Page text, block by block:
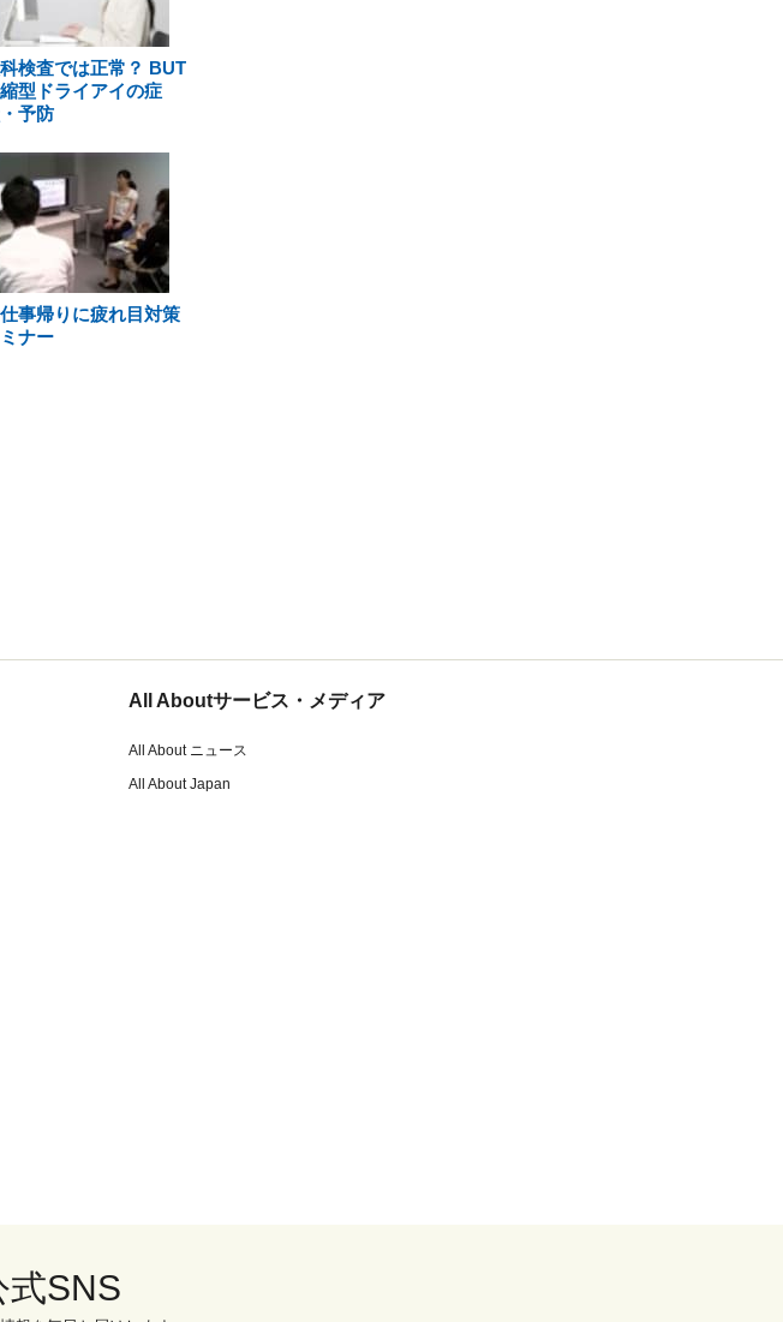
検査では正常？ BUT
型ドライアイの症
予防
事帰りに疲れ目対策
ナー
All Aboutサービス・メディア
All About ニュース
All About Japan
式SNS